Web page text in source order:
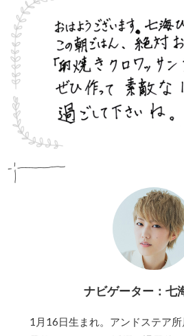
ナビゲーター：七
1月16日生まれ。アンドステア